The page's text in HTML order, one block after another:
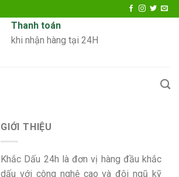
Thanh toán
khi nhận hàng tại 24H
GIỚI THIỆU
Khắc Dấu 24h là đơn vị hàng đầu khắc
dấu với công nghệ cao và đội ngũ kỹ